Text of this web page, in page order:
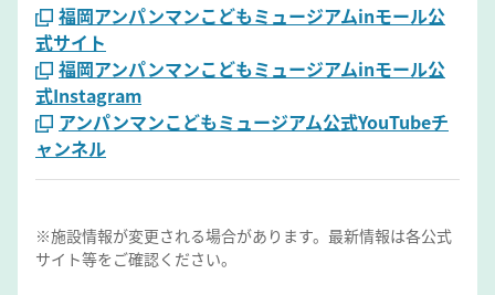
福岡アンパンマンこどもミュージアムinモール公
式サイト
福岡アンパンマンこどもミュージアムinモール公
式Instagram
アンパンマンこどもミュージアム公式YouTubeチ
ャンネル
※施設情報が変更される場合があります。最新情報は各公式
サイト等をご確認ください。